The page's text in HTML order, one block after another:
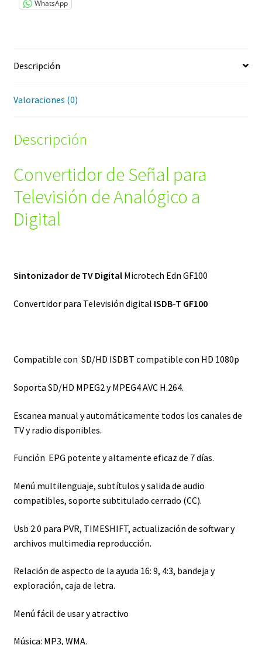
WhatsApp
Descripción
Valoraciones (0)
Descripción
Convertidor de Señal para
Televisión de Analógico a
Digital
Sintonizador de TV DigitalMicrotech Edn GF100
Convertidor para Televisión digital ISDB-T GF100
Compatible con SD/HD ISDBT compatible con HD 1080p
Soporta SD/HD MPEG2 y MPEG4 AVC H.264.
Escanea manual y automáticamente todos los canales de
TV y radio disponibles.
Función EPG potente y altamente eficaz de 7 días.
Menú multilenguaje, subtítulos y salida de audio
compatibles, soporte subtitulado cerrado (CC).
Usb 2.0 para PVR, TIMESHIFT, actualización de softwar y
archivos multimedia reproducción.
Relación de aspecto de la ayuda 16: 9, 4:3, bandeja y
exploración, caja de letra.
Menú fácil de usar y atractivo
Música: MP3, WMA.